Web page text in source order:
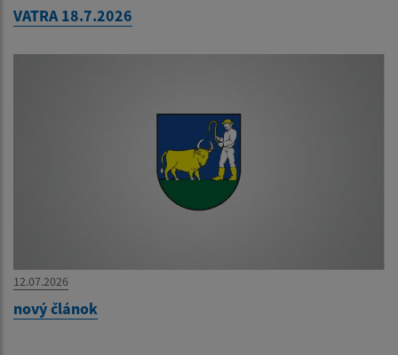
VATRA 18.7.2026
12.07.2026
nový článok